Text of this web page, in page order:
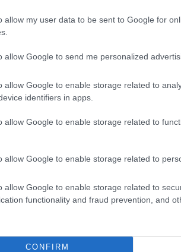
allow my user data to be sent to Google for
allow Google to send me personalized
allow Google to enable storage related to
identifiers in apps.
allow Google to enable storage related to
allow Google to enable storage related to
allow Google to enable storage related to
functionality and fraud prevention, and
CONFIRM
ki az Ampere-